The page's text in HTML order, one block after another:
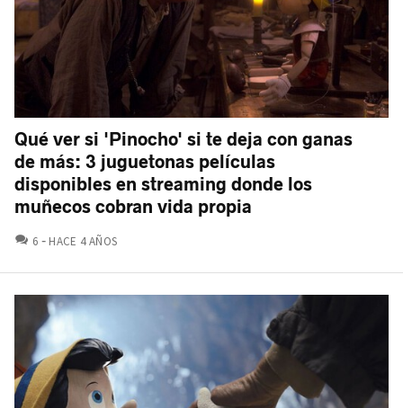
Qué ver si 'Pinocho' si te deja con ganas
de más: 3 juguetonas películas
disponibles en streaming donde los
muñecos cobran vida propia
6 COMENTARIOS
HACE 4 AÑOS